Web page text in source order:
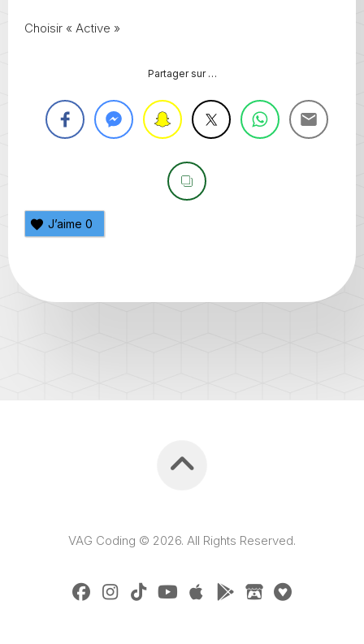
Choisir « Active »
Partager sur …
J’aime 0
VAG Coding © 2026. All Rights Reserved.